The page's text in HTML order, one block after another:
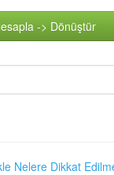
-> Dönüştür
Nelere Dikkat